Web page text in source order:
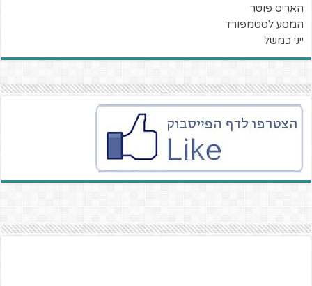
האריס פוטר
המסע לסטמפורד
ייני כמשל